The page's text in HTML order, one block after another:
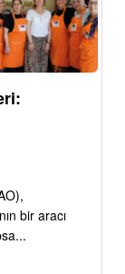
bir aracı